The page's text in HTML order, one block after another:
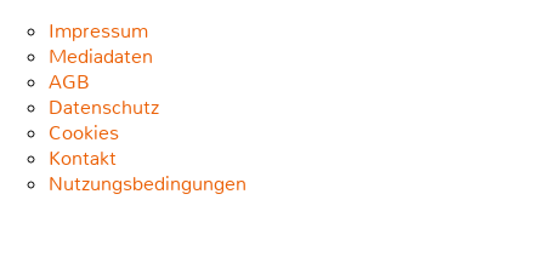
Impressum
Mediadaten
AGB
Datenschutz
Cookies
Kontakt
Nutzungsbedingungen